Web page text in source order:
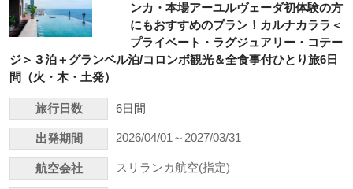
ンカ・本場アーユルヴェーダ初体験の方
にもおすすめのプラン！カルナカララ＜
プライベート・ラグジュアリー・コテー
ジ＞３泊＋グランベル泊/コロンボ観光＆全食事付ひとり旅6日
間（火・木・土発）
旅行日数 6日間
出発期間 2026/04/01～2027/03/31
航空会社 スリランカ航空(指定)